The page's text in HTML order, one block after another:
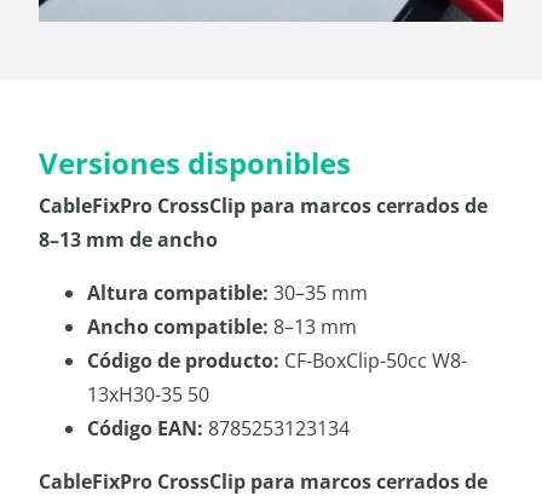
Versiones disponibles
CableFixPro CrossClip para marcos cerrados de
8–13 mm de ancho
Altura compatible: 30–35 mm
Ancho compatible: 8–13 mm
Código de producto: CF-BoxClip-50cc W8-
13xH30-35 50
Código EAN: 8785253123134
CableFixPro CrossClip para marcos cerrados de